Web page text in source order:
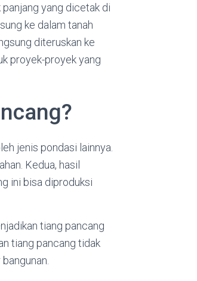
yang dicetak di
ke dalam tanah
diteruskan ke
proyek-proyek yang
jenis pondasi lainnya.
Kedua, hasil
ini bisa diproduksi
tiang pancang
tiang pancang tidak